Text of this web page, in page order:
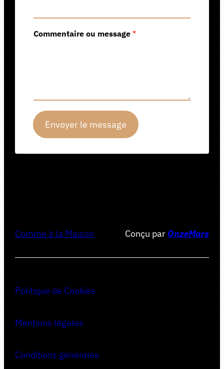
Commentaire ou message*
Envoyer le message
Comme à la Maison Conçu par OnzeMars
Politique de Cookies
Mentions légales
Conditions générales